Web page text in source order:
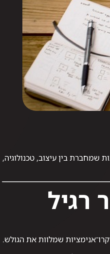
היא אמנות שמחברת בין עיצוב, טכנולוגיה,
רגיל
שמלוות את הגולש.